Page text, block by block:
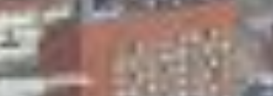
Skeittihalli
Varhaiskasvatus
Ateria- ja välipalamaksut